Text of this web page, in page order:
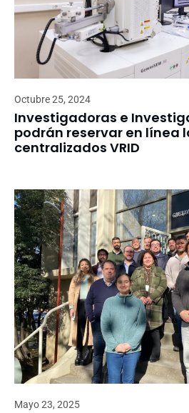
Octubre 25, 2024
Investigadoras e
podrán reservar en línea
centralizados VRID
Mayo 23, 2025